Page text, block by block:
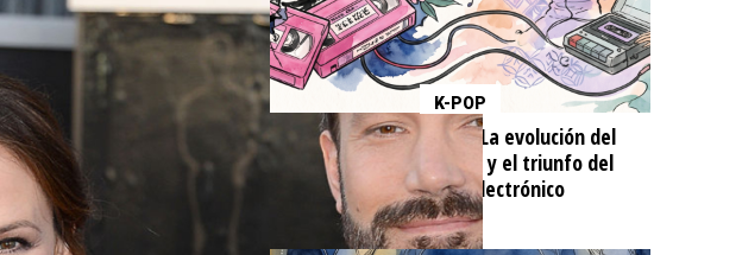
K-POP
De f(x) a NewJeans: La evolución del
sonido experimental y el triunfo del
minimalismo electrónico